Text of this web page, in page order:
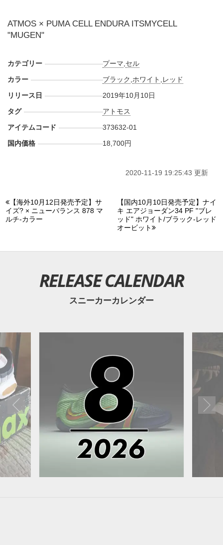
ATMOS × PUMA CELL ENDURA ITSMYCELL
"MUGEN"
カテゴリー プーマ セル
カラー
ブラック ホワイト レッド
リリース日
2019年10月10日
タグ
アトモス
アイテムコード
373632-01
国内価格
18,700円
2020-11-19 19:25:43 更新
【海外10月12日発売予定】サ
イズ? × ニューバランス 878 マ
ルチ-カラー
【国内10月10日発売予定】ナイ
キ エアジョーダン34 PF "ブレ
ッド" ホワイト/ブラック-レッド
オービット
RELEASE CALENDAR
スニーカーカレンダー